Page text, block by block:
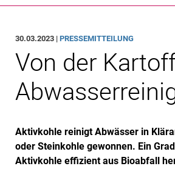
30.03.2023 |PRESSEMITTEILUNG
Von der
Aktivkohle reinigt Abwässer in
oder Steinkohle gewonnen. Ein
Aktivkohle effizient aus Bioabfall